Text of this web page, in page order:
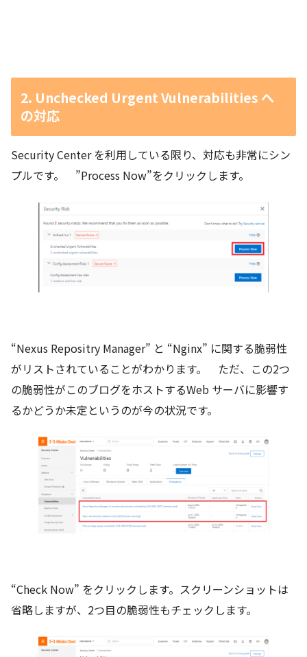
2. Unchecked Urgent Vulnerabilities へ
の対応
Security Center を利用している限り、対応も非常にシン
プルです。 ”Process Now”をクリックします。
“Nexus Repositry Manager” と “Nginx” に関する脆弱性
がリストされていることがわかります。 ただ、この2つ
の脆弱性がこのブログをホストするWeb サーバに影響す
るかどうか未定というのが今の状況です。
“Check Now” をクリックします。スクリーンショットは
省略しますが、2つ目の脆弱性もチェックします。